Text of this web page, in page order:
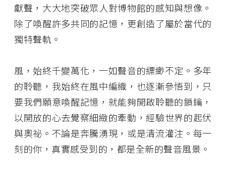
獻聲，大大地突破眾人對博物館的感知與想像。
除了喚醒許多共同的記憶，更創造了屬於當代的
獨特聲軌。
風，始終千變萬化，一如聲音的縹緲不定。多年
的聆聽，我始終在風中編織，也逐漸參悟到，只
要我們願意喚醒記憶，就能夠開啟聆聽的鎖鑰，
以開放的心去覺察細緻的牽動，經驗世界的起伏
與奧祕。不論是奔騰湧現，或是清流灌注。每一
刻的你，真實感受到的，都是全新的聲音風景。